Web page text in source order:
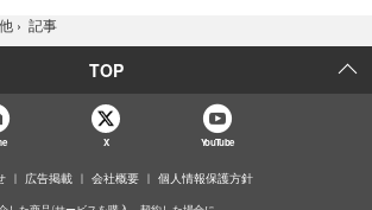
› 記事
TOP
X YouTube
広告掲載 会社概要 個人情報保護方針